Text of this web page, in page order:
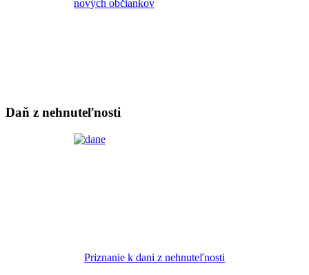
Daň z nehnuteľnosti
Priznanie k dani z nehnuteľnosti